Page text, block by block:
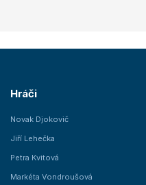
Hráči
Novak Djokovič
Jiří Lehečka
Petra Kvitová
Markéta Vondroušová